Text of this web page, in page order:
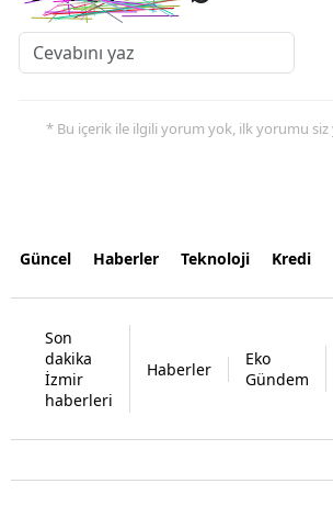
* Bu içerik ile ilgili yorum yok, ilk yorumu siz
Güncel Haberler Teknoloji Kredi
Son
dakika
İzmir
haberleri
Haberler
Eko
Gündem